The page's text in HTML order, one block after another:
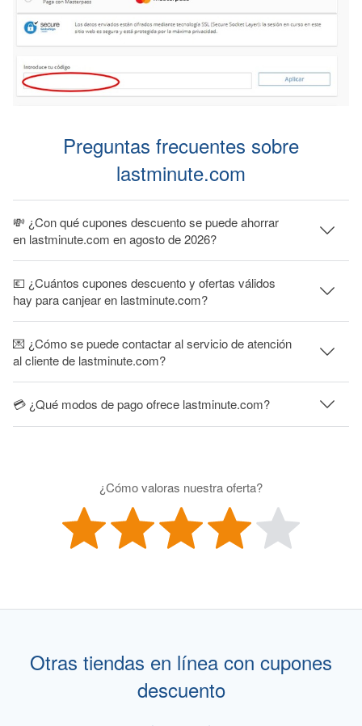
Preguntas frecuentes sobre
lastminute.com
💸 ¿Con qué cupones descuento se puede ahorrar
en lastminute.com en agosto de 2026?
💶 ¿Cuántos cupones descuento y ofertas válidos
hay para canjear en lastminute.com?
💌 ¿Cómo se puede contactar al servicio de atención
al cliente de lastminute.com?
💳 ¿Qué modos de pago ofrece lastminute.com?
¿Cómo valoras nuestra oferta?
Otras tiendas en línea con cupones
descuento